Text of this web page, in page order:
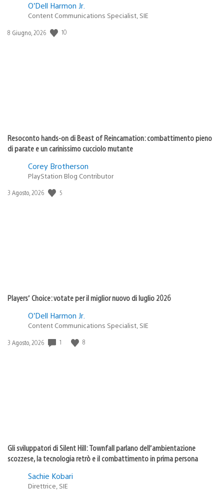
O’Dell Harmon Jr.
Content Communications Specialist, SIE
Data
8 Giugno, 2026 10
Resoconto hands-on di Beast of Reincarnation: combattimento pieno
di parate e un carinissimo cucciolo mutante
Corey Brotherson
PlayStation Blog Contributor
Data
3 Agosto, 2026 5
Players’ Choice: votate per il miglior nuovo di luglio 2026
O’Dell Harmon Jr.
Content Communications Specialist, SIE
Data
3 Agosto, 2026 1 8
Gli sviluppatori di Silent Hill: Townfall parlano dell’ambientazione
scozzese, la tecnologia retrò e il combattimento in prima persona
Sachie Kobari
Direttrice, SIE